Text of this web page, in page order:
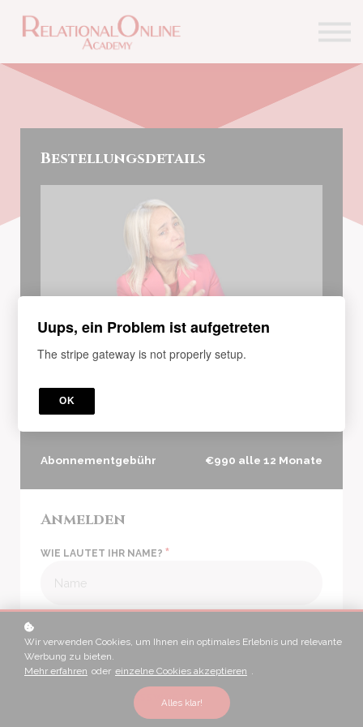
Kontakt
Bestellungsdetails
LERNPROGRAMM
Führung & Management
13 Enthaltene Kurse
Abonnementgebühr €990 alle 12 Monate
Anmelden
WIE LAUTET IHR NAME? *
WÄHLEN SIE EIN PASSWORT*
Wir verwenden Cookies, um Ihnen ein optimales Erlebnis und relevante
Werbung zu bieten.
Mehr erfahren oder einzelne Cookies akzeptieren .
Alles klar!
Uups, ein Problem ist aufgetreten
The stripe gateway is not properly setup.
OK